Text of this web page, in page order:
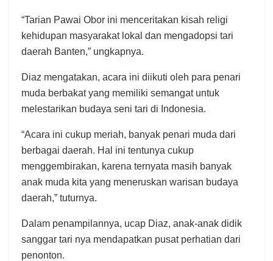
“Tarian Pawai Obor ini menceritakan kisah religi
kehidupan masyarakat lokal dan mengadopsi tari
daerah Banten,” ungkapnya.
Diaz mengatakan, acara ini diikuti oleh para penari
muda berbakat yang memiliki semangat untuk
melestarikan budaya seni tari di Indonesia.
“Acara ini cukup meriah, banyak penari muda dari
berbagai daerah. Hal ini tentunya cukup
menggembirakan, karena ternyata masih banyak
anak muda kita yang meneruskan warisan budaya
daerah,” tuturnya.
Dalam penampilannya, ucap Diaz, anak-anak didik
sanggar tari nya mendapatkan pusat perhatian dari
penonton.